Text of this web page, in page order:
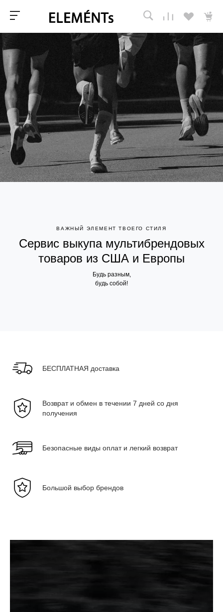
ВАЖНЫЙ ЭЛЕМЕНТ ТВОЕГО СТИЛЯ
Сервис выкупа мультибрендовых
товаров из США и Европы
Будь разным,
будь собой!
БЕСПЛАТНАЯ доставка
Возврат и обмен в течении 7 дней со дня
получения
Безопасные виды оплат и легкий возврат
Большой выбор брендов